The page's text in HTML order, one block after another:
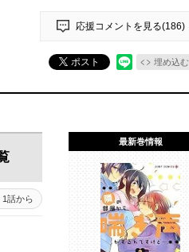
応援コメントを見る(186)
ポスト 埋め込む
1話から
最新巻情報